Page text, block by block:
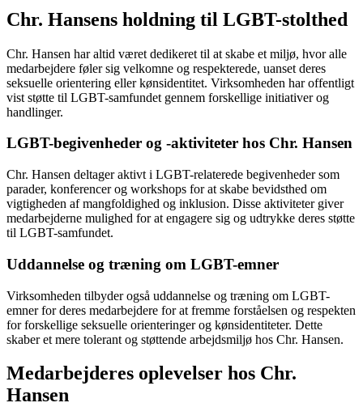
Chr. Hansens holdning til LGBT-stolthed
Chr. Hansen har altid været dedikeret til at skabe et miljø, hvor alle
medarbejdere føler sig velkomne og respekterede, uanset deres
seksuelle orientering eller kønsidentitet. Virksomheden har offentligt
vist støtte til LGBT-samfundet gennem forskellige initiativer og
handlinger.
LGBT-begivenheder og -aktiviteter hos Chr. Hansen
Chr. Hansen deltager aktivt i LGBT-relaterede begivenheder som
parader, konferencer og workshops for at skabe bevidsthed om
vigtigheden af mangfoldighed og inklusion. Disse aktiviteter giver
medarbejderne mulighed for at engagere sig og udtrykke deres støtte
til LGBT-samfundet.
Uddannelse og træning om LGBT-emner
Virksomheden tilbyder også uddannelse og træning om LGBT-
emner for deres medarbejdere for at fremme forståelsen og respekten
for forskellige seksuelle orienteringer og kønsidentiteter. Dette
skaber et mere tolerant og støttende arbejdsmiljø hos Chr. Hansen.
Medarbejderes oplevelser hos Chr.
Hansen